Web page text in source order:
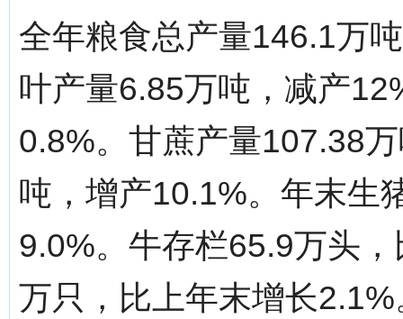
全年粮食总产量146.1万
叶产量6.85万吨，减产
0.8%。甘蔗产量107.38
吨，增产10.1%。年末生
9.0%。牛存栏65.9万头
万只，比上年末增长2.1%